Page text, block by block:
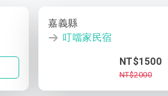
嘉義縣
叮噹家民宿
NT$1500
NT$2000